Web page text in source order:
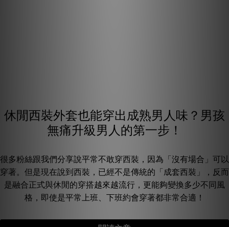
休閒西裝外套也能穿出成熟男人味？男孩
無痛升級男人的第一步！
很多粉絲跟我們分享說平常不敢穿西裝，因為「沒有場合」可以
穿著。但是現在說到西裝，已經不是傳統的「成套西裝」，反而
是融合正式與休閒的穿搭越來越流行，更能夠變換多少不同風
格，即使是平常上班、下班約會穿著都非常合適！